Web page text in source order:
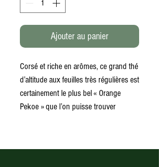
Ajouter au panier
Corsé et riche en arômes, ce grand thé
d’altitude aux feuilles très régulières est
certainement le plus bel « Orange
Pekoe » que l’on puisse trouver